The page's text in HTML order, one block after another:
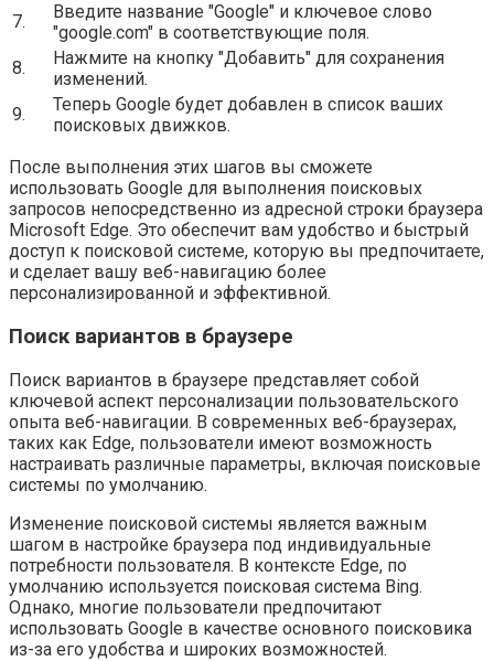
7.
Введите название "Google" и ключевое слово
"google.com" в соответствующие поля.
8.
Нажмите на кнопку "Добавить" для сохранения
изменений.
9.
Теперь Google будет добавлен в список ваших
поисковых движков.
После выполнения этих шагов вы сможете
использовать Google для выполнения поисковых
запросов непосредственно из адресной строки браузера
Microsoft Edge. Это обеспечит вам удобство и быстрый
доступ к поисковой системе, которую вы предпочитаете,
и сделает вашу веб-навигацию более
персонализированной и эффективной.
Поиск вариантов в браузере
Поиск вариантов в браузере представляет собой
ключевой аспект персонализации пользовательского
опыта веб-навигации. В современных веб-браузерах,
таких как Edge, пользователи имеют возможность
настраивать различные параметры, включая поисковые
системы по умолчанию.
Изменение поисковой системы является важным
шагом в настройке браузера под индивидуальные
потребности пользователя. В контексте Edge, по
умолчанию используется поисковая система Bing.
Однако, многие пользователи предпочитают
использовать Google в качестве основного поисковика
из-за его удобства и широких возможностей.